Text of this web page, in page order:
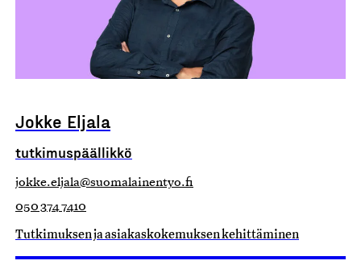
Jokke Eljala
tutkimuspäällikkö
jokke.eljala@suomalainentyo.fi
050 374 7410
Tutkimuksen ja asiakaskokemuksen kehittäminen